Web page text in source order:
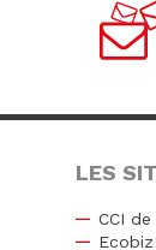
LES
CCI
Ecobiz